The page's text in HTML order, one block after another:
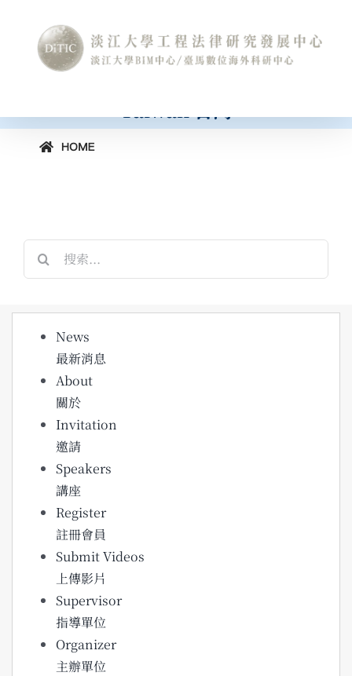
content
[horizontal-scrolling group=”GROUP2″]
International Conference on
Construction Law and Digital
Technology
果：
News
最新消息
About
關於
Invitation
邀請
Speakers
講座
Register
註冊會員
Submit Videos
上傳影片
Supervisor
指導單位
Organizer
主辦單位